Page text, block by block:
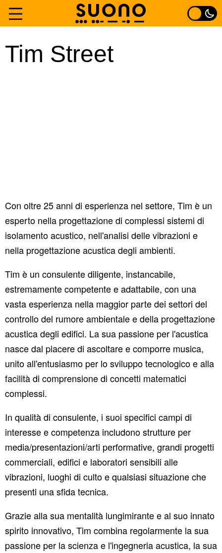
Home
al
contenuto
Tim Street
Con oltre 25 anni di esperienza nel settore, Tim è un
esperto nella progettazione di complessi sistemi di
isolamento acustico, nell'analisi delle vibrazioni e
nella progettazione acustica degli ambienti.
Tim è un consulente diligente, instancabile,
estremamente competente e adattabile, con una
vasta esperienza nella maggior parte dei settori del
controllo del rumore ambientale e della progettazione
acustica degli edifici. La sua passione per l'acustica
nasce dal piacere di ascoltare e comporre musica,
unito all'entusiasmo per lo sviluppo tecnologico e alla
facilità di comprensione di concetti matematici
complessi.
In qualità di consulente, i suoi specifici campi di
interesse e competenza includono strutture per
media/presentazioni/arti performative, grandi progetti
commerciali, edifici e laboratori sensibili alle
vibrazioni, luoghi di culto e qualsiasi situazione che
presenti una sfida tecnica.
Grazie alla sua mentalità lungimirante e al suo innato
spirito innovativo, Tim combina regolarmente la sua
passione per la scienza e l'ingegneria acustica, la sua